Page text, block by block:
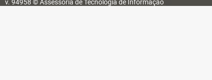
v. 94958 ©Assessoria de Tecnologia de Informação